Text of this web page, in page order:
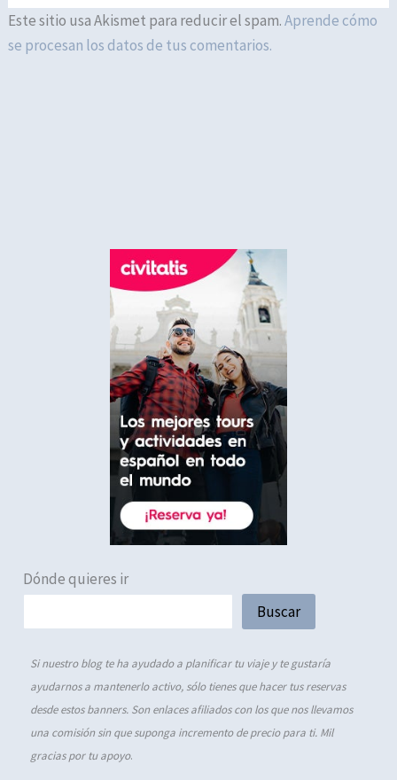
Este sitio usa Akismet para reducir el spam.Aprende cómo
se procesan los datos de tus comentarios.
Dónde quieres ir
Buscar
Si nuestro blog te ha ayudado a planificar tu viaje y te gustaría
ayudarnos a mantenerlo activo, sólo tienes que hacer tus reservas
desde estos banners. Son enlaces afiliados con los que nos llevamos
una comisión sin que suponga incremento de precio para ti. Mil
gracias por tu apoyo.